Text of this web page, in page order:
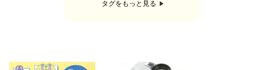
タグをもっと見る